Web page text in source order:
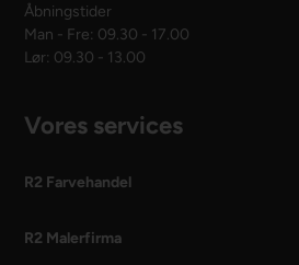
Åbningstider
Man - Fre: 09.30 - 17.00
Lør: 09.30 - 13.00
Vores services
R2 Farvehandel
R2 Malerfirma